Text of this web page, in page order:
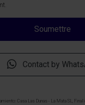
Contact by
Casa Las Dunas - La Mata SL,